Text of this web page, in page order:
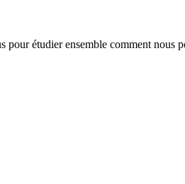
pour étudier ensemble comment nous